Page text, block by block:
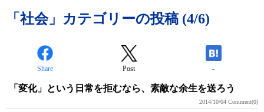
「社会」カテゴリーの投稿 (4/6)
Share Post -
「変化」という日常を拒むなら、素敵な余生を送ろう
2014/10/04 Comment(0)